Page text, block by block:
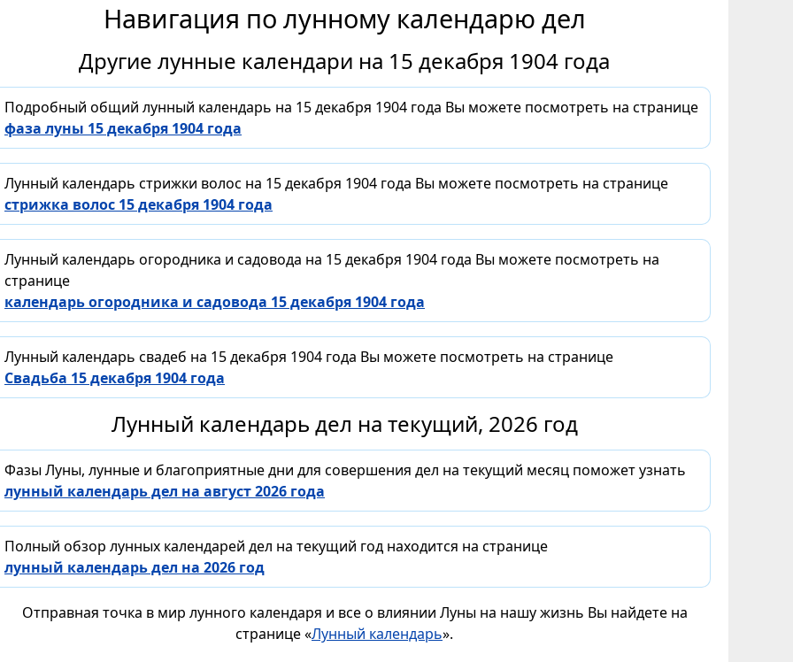
Навигация по лунному календарю дел
Другие лунные календари на 15 декабря 1904 года
Подробный общий лунный календарь на 15 декабря 1904 года Вы можете посмотреть на странице
фаза луны 15 декабря 1904 года
Лунный календарь стрижки волос на 15 декабря 1904 года Вы можете посмотреть на странице
стрижка волос 15 декабря 1904 года
Лунный календарь огородника и садовода на 15 декабря 1904 года Вы можете посмотреть на
странице
календарь огородника и садовода 15 декабря 1904 года
Лунный календарь свадеб на 15 декабря 1904 года Вы можете посмотреть на странице
Свадьба 15 декабря 1904 года
Лунный календарь дел на текущий, 2026 год
Фазы Луны, лунные и благоприятные дни для совершения дел на текущий месяц поможет узнать
лунный календарь дел на август 2026 года
Полный обзор лунных календарей дел на текущий год находится на странице
лунный календарь дел на 2026 год
Отправная точка в мир лунного календаря и все о влиянии Луны на нашу жизнь Вы найдете на
странице «Лунный календарь».